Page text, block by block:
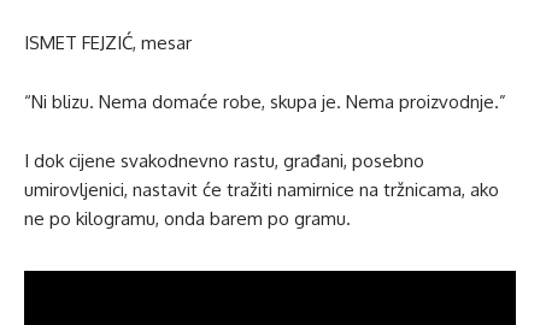
ISMET FEJZIĆ, mesar
“Ni blizu. Nema domaće robe, skupa je. Nema proizvodnje.”
I dok cijene svakodnevno rastu, građani, posebno
umirovljenici, nastavit će tražiti namirnice na tržnicama, ako
ne po kilogramu, onda barem po gramu.